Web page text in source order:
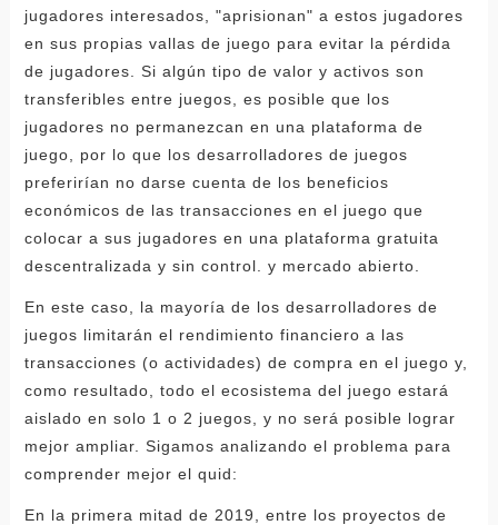
jugadores interesados, "aprisionan" a estos jugadores
en sus propias vallas de juego para evitar la pérdida
de jugadores. Si algún tipo de valor y activos son
transferibles entre juegos, es posible que los
jugadores no permanezcan en una plataforma de
juego, por lo que los desarrolladores de juegos
preferirían no darse cuenta de los beneficios
económicos de las transacciones en el juego que
colocar a sus jugadores en una plataforma gratuita
descentralizada y sin control. y mercado abierto.
En este caso, la mayoría de los desarrolladores de
juegos limitarán el rendimiento financiero a las
transacciones (o actividades) de compra en el juego y,
como resultado, todo el ecosistema del juego estará
aislado en solo 1 o 2 juegos, y no será posible lograr
mejor ampliar. Sigamos analizando el problema para
comprender mejor el quid:
En la primera mitad de 2019, entre los proyectos de